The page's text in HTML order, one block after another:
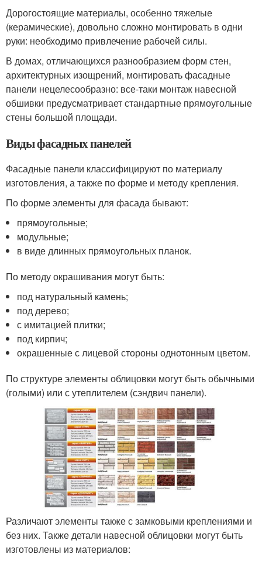
Дорогостоящие материалы, особенно тяжелые
(керамические), довольно сложно монтировать в одни
руки: необходимо привлечение рабочей силы.
В домах, отличающихся разнообразием форм стен,
архитектурных изощрений, монтировать фасадные
панели нецелесообразно: все-таки монтаж навесной
обшивки предусматривает стандартные прямоугольные
стены большой площади.
Виды фасадных панелей
Фасадные панели классифицируют по материалу
изготовления, а также по форме и методу крепления.
По форме элементы для фасада бывают:
прямоугольные;
модульные;
в виде длинных прямоугольных планок.
По методу окрашивания могут быть:
под натуральный камень;
под дерево;
с имитацией плитки;
под кирпич;
окрашенные с лицевой стороны однотонным цветом.
По структуре элементы облицовки могут быть обычными
(голыми) или с утеплителем (сэндвич панели).
Различают элементы также с замковыми креплениями и
без них. Также детали навесной облицовки могут быть
изготовлены из материалов: